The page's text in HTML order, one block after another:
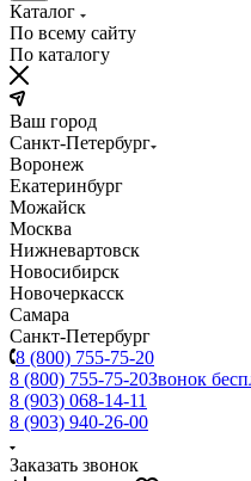
Каталог
По всему сайту
По каталогу
Ваш город
Санкт-Петербург
Воронеж
Екатеринбург
Можайск
Москва
Нижневартовск
Новосибирск
Новочеркасск
Самара
Санкт-Петербург
8 (800) 755-75-20
8 (800) 755-75-20Звонок
8 (903) 068-14-11
8 (903) 940-26-00
Заказать звонок